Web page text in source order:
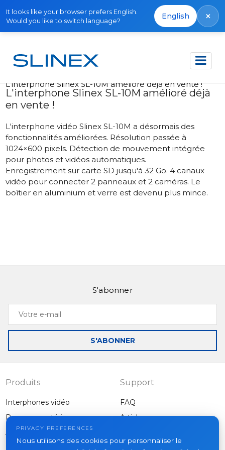
It looks like your browser prefers English.
Would you like to switch language?
English ×
Accueil Actualités
L'interphone Slinex SL-10M amélioré déjà en vente !
L'interphone Slinex SL-10M amélioré déjà
en vente !
L'interphone vidéo Slinex SL-10M a désormais des
fonctionnalités améliorées. Résolution passée à
1024×600 pixels. Détection de mouvement intégrée
pour photos et vidéos automatiques.
Enregistrement sur carte SD jusqu'à 32 Go. 4 canaux
vidéo pour connecter 2 panneaux et 2 caméras. Le
boîtier en aluminium et verre est devenu plus mince.
S'abonner
Votre
mail
S'ABONNER
Produits
Interphones vidéo
Panneaux extérieurs
Autres équipements
Support
FAQ
Articles
PRIVACY PREFERENCES
Nous utilisons des cookies pour personnaliser le